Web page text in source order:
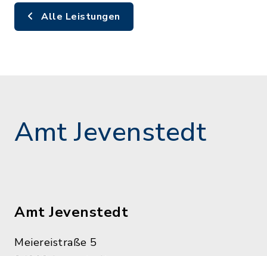
Alle Leistungen
Amt Jevenstedt
Amt Jevenstedt
Meiereistraße 5